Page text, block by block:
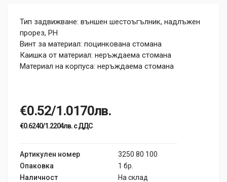
Тип задвижване: външен шестоъгълник, надлъжен
прорез, PH
Винт за материал: поцинкована стомана
Каишка от материал: неръждаема стомана
Материал на корпуса: неръждаема стомана
€0.52/1.0170лв.
€0.6240/1.2204лв. с ДДС
Артикулен номер
3250 80 100
Опаковка
1 бр.
Наличност
На склад